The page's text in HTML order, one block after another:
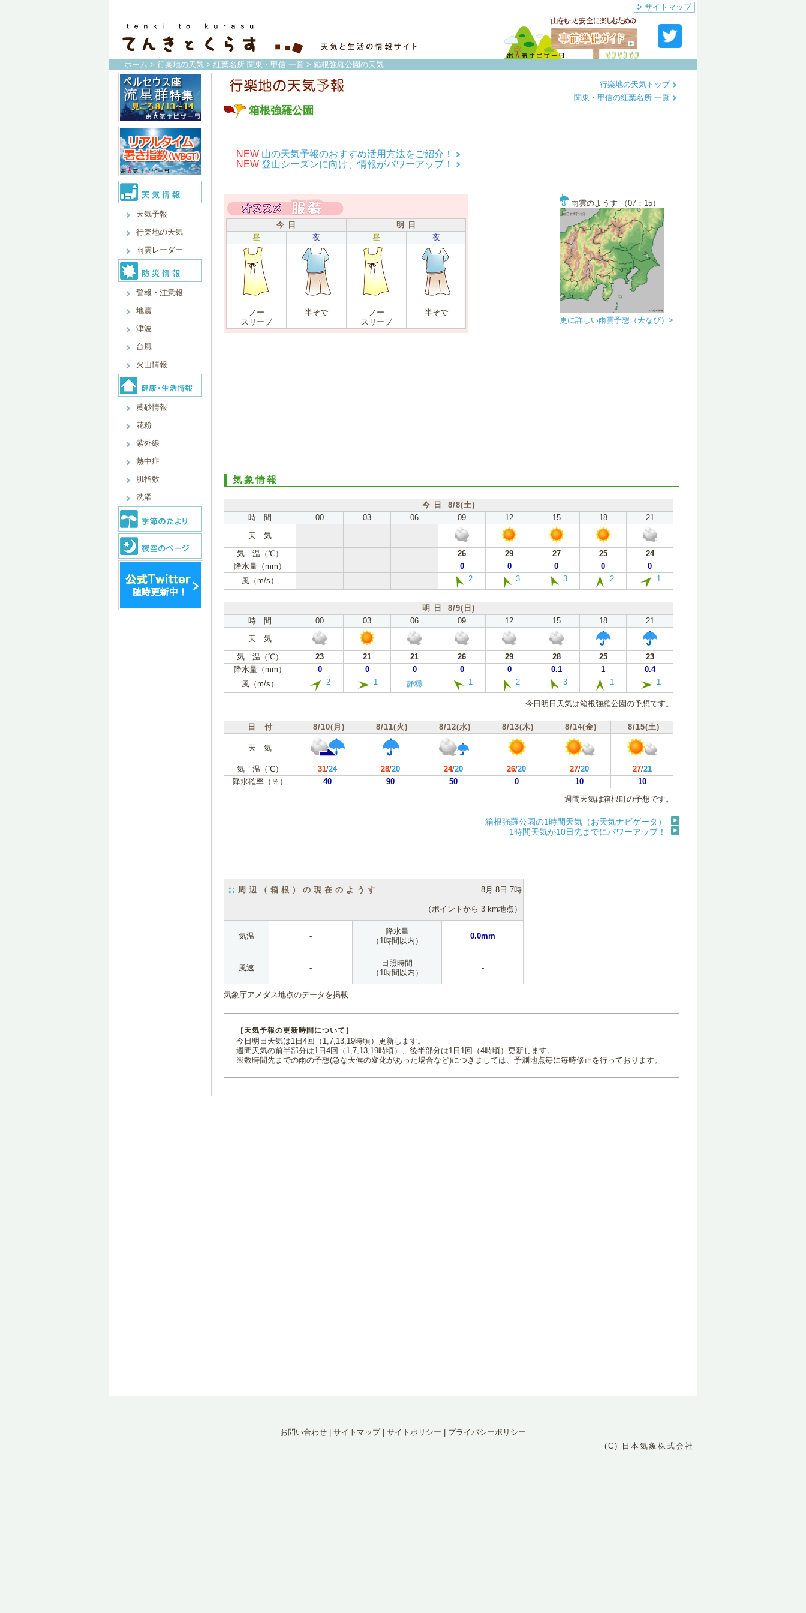
サイトマップ
ホーム > 行楽地の天気 > 紅葉名所-関東・甲信 一覧 > 箱根強羅公園の天気
天気予報
行楽地の天気
雨雲レーダー
警報・注意報
地震
津波
台風
火山情報
黄砂情報
花粉
紫外線
熱中症
肌指数
洗濯
箱根強羅公園
行楽地の天気トップ
関東・甲信の紅葉名所 一覧
NEW 山の天気予報のおすすめ活用方法をご紹介！
NEW 登山シーズンに向け、情報がパワーアップ！
今 日
明 日
昼
夜 昼 夜
ノー
スリーブ
半そで
ノー
スリーブ
半そで
雨雲のようす （07：15）
更に詳しい雨雲予想（天なび）>
気象情報
今 日 8/8(土)
時 間
00 03 06 09 12 15 18
21
天 気
気 温（℃）
26 29 27 25
24
降水量（mm）
0 0 0 0
0
風（m/s）
2 3 3 2 1
明 日 8/9(日)
時 間
00 03 06 09 12 15 18
21
天 気
気 温（℃）
23 21 21 26 29 28 25
23
降水量（mm）
0 0 0 0 0 0.1 1
0.4
風（m/s）
2 1 静穏 1 2 3 1 1
今日明日天気は箱根強羅公園の予想です。
日 付 8/10(月) 8/11(火) 8/12(水) 8/13(木) 8/14(金) 8/15(土)
天 気
気 温（℃） 31/24 28/20 24/20 26/20 27/20 27/21
降水確率（％）
40 90 50 0 10
10
週間天気は箱根町の予想です。
箱根強羅公園の1時間天気（お天気ナビゲータ）
1時間天気が10日先までにパワーアップ！
周辺（箱根）の現在のようす 8月 8日 7時
（ポイントから 3 km地点）
気温 -
降水量
（1時間以内）
0.0mm
風速 -
日照時間
（1時間以内）
-
気象庁アメダス地点のデータを掲載
［天気予報の更新時間について］
今日明日天気は1日4回（1,7,13,19時頃）更新します。
週間天気の前半部分は1日4回（1,7,13,19時頃）、後半部分は1日1回（4時頃）更新します。
※数時間先までの雨の予想(急な天候の変化があった場合など)につきましては、予測地点毎に毎時修正を行っております。
お問い合わせ サイトマップ| サイトポリシー
プライバシーポリシー
(C) 日本気象株式会社